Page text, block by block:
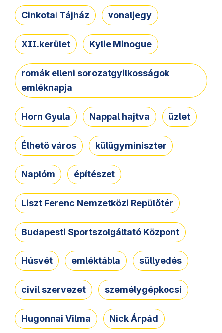
Cinkotai Tájház vonaljegy
XII.kerület Kylie Minogue
romák elleni sorozatgyilkosságok
emléknapja
Horn Gyula Nappal hajtva üzlet
Élhető város külügyminiszter
Naplóm építészet
Liszt Ferenc Nemzetközi Repülőtér
Budapesti Sportszolgáltató Központ
Húsvét emléktábla süllyedés
civil szervezet személygépkocsi
Hugonnai Vilma Nick Árpád